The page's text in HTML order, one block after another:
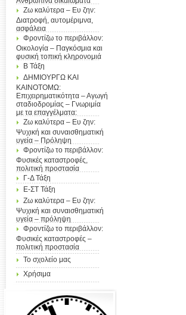
Ζω καλύτερα – Ευ ζην:
Διατροφή, αυτομέριμνα,
ασφάλεια
Φροντίζω το περιβάλλον:
Οικολογία – Παγκόσμια και
φυσική τοπική κληρονομιά
Β Τάξη
ΔΗΜΙΟΥΡΓΩ ΚΑΙ
ΚΑΙΝΟΤΟΜΩ:
Επιχειρηματικότητα – Αγωγή
σταδιοδρομίας – Γνωριμία
με τα επαγγέλματα:
Ζω καλύτερα – Ευ ζην:
Ψυχική και συναισθηματική
υγεία – Πρόληψη
Φροντίζω το περιβάλλον:
Φυσικές καταστροφές,
πολιτική προστασία
Γ-Δ Τάξη
Ε-ΣΤ Τάξη
Ζω καλύτερα – Ευ ζην:
Ψυχική και συναισθηματική
υγεία – πρόληψη
Φροντίζω το περιβάλλον:
Φυσικές καταστροφές –
πολιτική προστασία
Το σχολείο μας
Χρήσιμα